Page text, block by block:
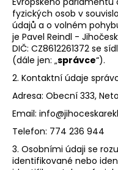
fyzických osob v
údajů a o volném
je Pavel Reindl -
DIČ: CZ8612261372 se
(dále jen: „správce“).
2. Kontaktní údaje
Adresa: Obecní 333,
Email:
Telefon: 774 236 944
3. Osobními údaji se
identifikované nebo
ř
e
b
u
j
e
t
e
n
a